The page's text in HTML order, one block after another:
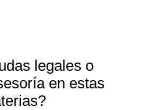
legales o
en estas